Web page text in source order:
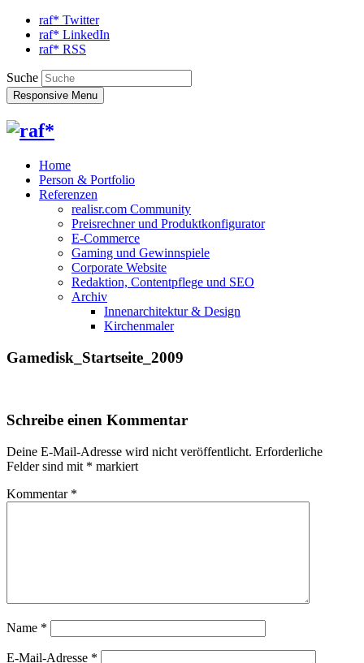
raf* Twitter
raf* LinkedIn
raf* RSS
Suche
Responsive Menu
Home
Person & Portfolio
Referenzen
realisr.com Community
Preisrechner und Produktkonfigurator
E-Commerce
Gaming und Gewinnspiele
Corporate Website
Redaktion, Contentpflege und SEO
Archiv
Innenarchitektur & Design
Kirchenmaler
Gamedisk_Startseite_2009
Schreibe einen Kommentar
Deine E-Mail-Adresse wird nicht veröffentlicht. Erforderliche
Felder sind mit * markiert
Kommentar *
Name *
E-Mail-Adresse *